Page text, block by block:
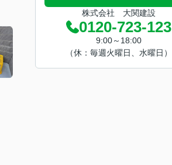
株式会社 大関建設
0120-723-123
9:00～18:00
（休：毎週火曜日、水曜日）